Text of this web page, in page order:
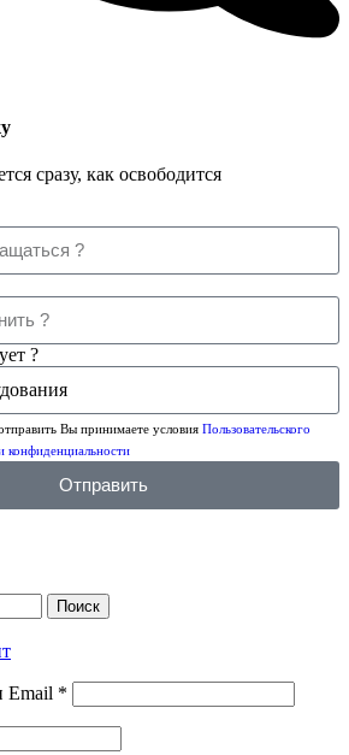
сразу, как освободится
?
Вы принимаете условия Пользовательского
конфиденциальности
Отправить
Поиск
Email *